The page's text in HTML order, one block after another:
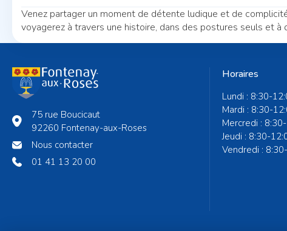
Venez partager un moment de détente ludique et de
voyagerez à travers une histoire, dans des postures seuls et à
75 rue Boucicaut
92260 Fontenay-aux-Roses
Nous contacter
01 41 13 20 00
Horaires
Lundi : 8:30-
Mardi : 8:30-
Mercredi :
Jeudi : 8:30-
Vendredi :